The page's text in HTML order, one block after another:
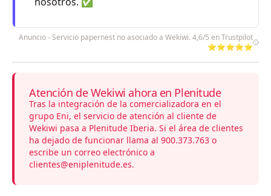
Anuncio - Servicio papernest no asociado a Wekiwi. 4,6/5 en Trustpilot
⭐⭐⭐⭐⭐
Atención de Wekiwi ahora en Plenitude
Tras la integración de la comercializadora en el
grupo Eni, el servicio de atención al cliente de
Wekiwi pasa a Plenitude Iberia. Si el área de clientes
ha dejado de funcionar llama al 900.373.763 o
escribe un correo electrónico a
clientes@eniplenitude.es.